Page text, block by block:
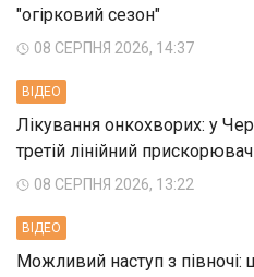
"огірковий сезон"
08 СЕРПНЯ 2026, 14:37
ВIДЕО
Лікування онкохворих: у
третій лінійний прискорювач
08 СЕРПНЯ 2026, 13:22
ВIДЕО
Можливий наступ з півночі: